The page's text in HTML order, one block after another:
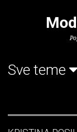
Sve teme